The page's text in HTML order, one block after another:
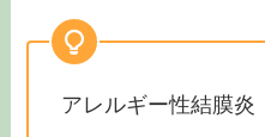
アレルギー性結膜炎